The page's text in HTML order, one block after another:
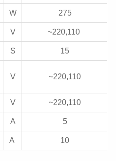
W 275
V ~220,110
S 15
V ~220,110
V ~220,110
A 5
A 10